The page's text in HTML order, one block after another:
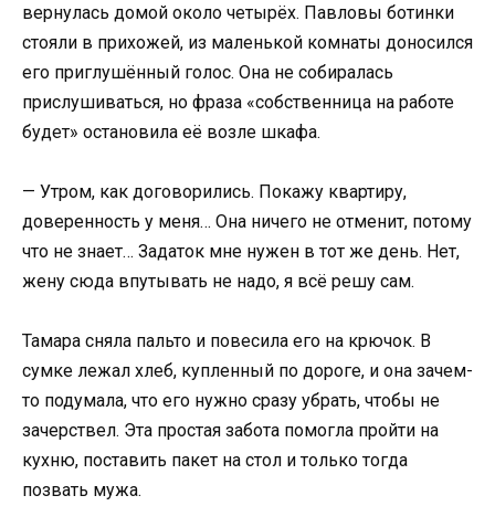
вернулась домой около четырёх. Павловы ботинки
стояли в прихожей, из маленькой комнаты доносился
его приглушённый голос. Она не собиралась
прислушиваться, но фраза «собственница на работе
будет» остановила её возле шкафа.
— Утром, как договорились. Покажу квартиру,
доверенность у меня… Она ничего не отменит, потому
что не знает… Задаток мне нужен в тот же день. Нет,
жену сюда впутывать не надо, я всё решу сам.
Тамара сняла пальто и повесила его на крючок. В
сумке лежал хлеб, купленный по дороге, и она зачем-
то подумала, что его нужно сразу убрать, чтобы не
зачерствел. Эта простая забота помогла пройти на
кухню, поставить пакет на стол и только тогда
позвать мужа.